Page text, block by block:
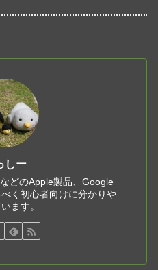
しー
どのApple製品、Google
く初心者向けに分かりや
ます。